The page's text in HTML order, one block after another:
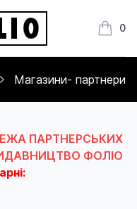
0
Магазини- партнери
ПАРТНЕРСЬКИХ
ФОЛІО